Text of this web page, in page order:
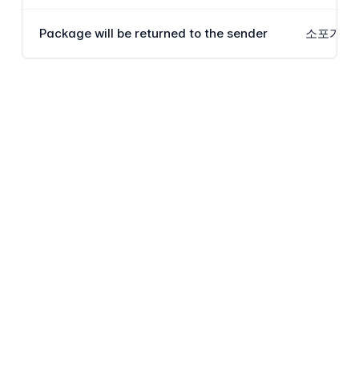
Package will be returned to the sender 소포가